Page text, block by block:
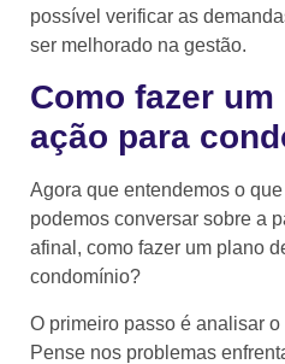
possível verificar as
ser melhorado na gestão.
Como fazer
ação para
Agora que entendemos o
podemos conversar sobre a
afinal, como fazer um plano
condomínio?
O primeiro passo é analisar
Pense nos problemas